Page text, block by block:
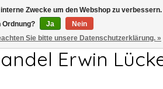
17.00Uhr FR 7.00-13.00Uhr
Erwin
Zwecke um den Webshop zu verbessern.
Ordnung?
Ja
Nein
Sie bitte unsere Datenschutzerklärung. »